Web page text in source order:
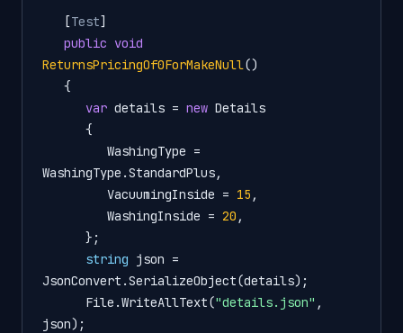
   [
Test]
public void
ReturnsPricingOf0ForMakeNull()
var details = new Details
WashingType.StandardPlus,
         VacuumingInside =
15 ,
         WashingInside =
20 ,
string json =
JsonConvert.SerializeObject(details);
      File.WriteAllText(
"details.json" ,
json);